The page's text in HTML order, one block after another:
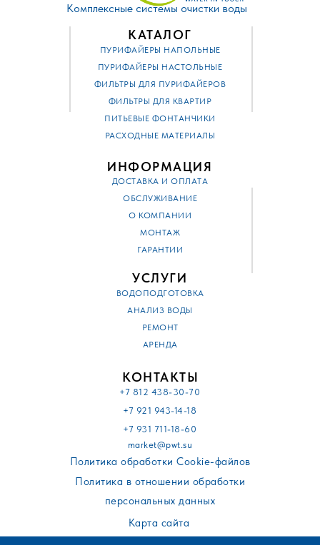
Комплексные системы очистки воды
+7 812 438-30-70
+7 921 943-14-18
+7 931 711-18-60
КАТАЛОГ
ИНФОРМАЦИЯ
ПУРИФАЙЕРЫ НАПОЛЬНЫЕ
ПУРИФАЙЕРЫ НАСТОЛЬНЫЕ
ФИЛЬТРЫ ДЛЯ ПУРИФАЙЕРОВ
ФИЛЬТРЫ ДЛЯ КВАРТИР
ПИТЬЕВЫЕ ФОНТАНЧИКИ
РАСХОДНЫЕ МАТЕРИАЛЫ
УСЛУГИ
ДОСТАВКА И ОПЛАТА
ОБСЛУЖИВАНИЕ
О КОМПАНИИ
МОНТАЖ
ГАРАНТИИ
ВОДОПОДГОТОВКА
АНАЛИЗ ВОДЫ
РЕМОНТ
АРЕНДА
КОНТАКТЫ
Политика обработки Cookie-файлов
market@pwt.su
Политика в отношении обработки
персональных данных
Карта сайта